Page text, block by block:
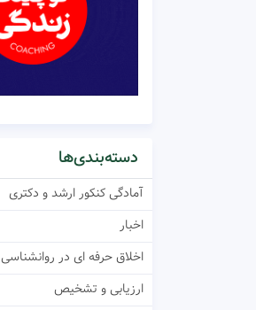
دسته‌بندی‌ها
آمادگی کنکور ارشد و دکتری
اخبار
اخلاق حرفه ای در روانشناسی
ارزیابی و تشخیص